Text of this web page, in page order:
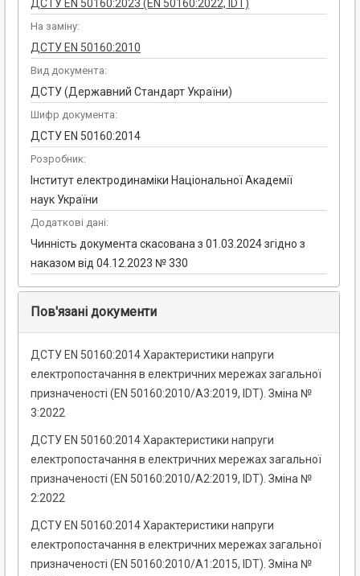
ДСТУ EN 50160:2023 (EN 50160:2022, IDT)
На заміну:
ДСТУ EN 50160:2010
Вид документа:
ДСТУ (Державний Стандарт України)
Шифр документа:
ДСТУ ЕN 50160:2014
Розробник:
Інститут електродинаміки Національної Академії
наук України
Додаткові дані:
Чинність документа скасована з 01.03.2024 згідно з
наказом від 04.12.2023 № 330
Пов'язані документи
ДСТУ EN 50160:2014 Характеристики напруги
електропостачання в електричних мережах загальної
призначеності (EN 50160:2010/A3:2019, IDT). Зміна №
3:2022
ДСТУ EN 50160:2014 Характеристики напруги
електропостачання в електричних мережах загальної
призначеності (EN 50160:2010/A2:2019, IDT). Зміна №
2:2022
ДСТУ EN 50160:2014 Характеристики напруги
електропостачання в електричних мережах загальної
призначеності (EN 50160:2010/A1:2015, IDT). Зміна №